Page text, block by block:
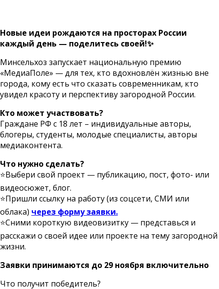
Новые идеи рождаются на просторах России
каждый день — поделитесь своей!✨
Минсельхоз запускает национальную премию
«МедиаПоле» — для тех, кто вдохновлён жизнью вне
города, кому есть что сказать современникам, кто
увидел красоту и перспективу загородной России.
Кто может участвовать?
Граждане РФ с 18 лет – индивидуальные авторы,
блогеры, студенты, молодые специалисты, авторы
медиаконтента.
Что нужно сделать?
⭐️Выбери свой проект — публикацию, пост, фото- или
видеосюжет, блог.
⭐️Пришли ссылку на работу (из соцсети, СМИ или
облака) через форму заявки.
⭐️Сними короткую видеовизитку — представься и
расскажи о своей идее или проекте на тему загородной
жизни.
Заявки принимаются до 29 ноября включительно
Что получит победитель?